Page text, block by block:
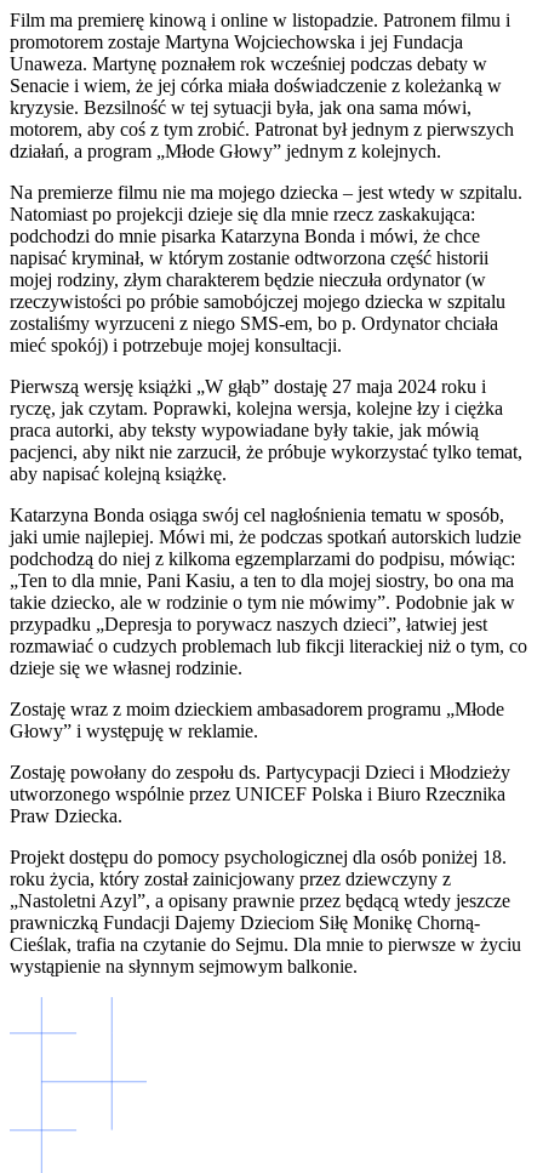
Film ma premierę kinową i online w listopadzie. Patronem filmu i
promotorem zostaje Martyna Wojciechowska i jej Fundacja
Unaweza. Martynę poznałem rok wcześniej podczas debaty w
Senacie i wiem, że jej córka miała doświadczenie z koleżanką w
kryzysie. Bezsilność w tej sytuacji była, jak ona sama mówi,
motorem, aby coś z tym zrobić. Patronat był jednym z pierwszych
działań, a program „Młode Głowy” jednym z kolejnych.
Na premierze filmu nie ma mojego dziecka – jest wtedy w szpitalu.
Natomiast po projekcji dzieje się dla mnie rzecz zaskakująca:
podchodzi do mnie pisarka Katarzyna Bonda i mówi, że chce
napisać kryminał, w którym zostanie odtworzona część historii
mojej rodziny, złym charakterem będzie nieczuła ordynator (w
rzeczywistości po próbie samobójczej mojego dziecka w szpitalu
zostaliśmy wyrzuceni z niego SMS-em, bo p. Ordynator chciała
mieć spokój) i potrzebuje mojej konsultacji.
Pierwszą wersję książki „W głąb” dostaję 27 maja 2024 roku i
ryczę, jak czytam. Poprawki, kolejna wersja, kolejne łzy i ciężka
praca autorki, aby teksty wypowiadane były takie, jak mówią
pacjenci, aby nikt nie zarzucił, że próbuje wykorzystać tylko temat,
aby napisać kolejną książkę.
Katarzyna Bonda osiąga swój cel nagłośnienia tematu w sposób,
jaki umie najlepiej. Mówi mi, że podczas spotkań autorskich ludzie
podchodzą do niej z kilkoma egzemplarzami do podpisu, mówiąc:
„Ten to dla mnie, Pani Kasiu, a ten to dla mojej siostry, bo ona ma
takie dziecko, ale w rodzinie o tym nie mówimy”. Podobnie jak w
przypadku „Depresja to porywacz naszych dzieci”, łatwiej jest
rozmawiać o cudzych problemach lub fikcji literackiej niż o tym, co
dzieje się we własnej rodzinie.
Zostaję wraz z moim dzieckiem ambasadorem programu „Młode
Głowy” i występuję w reklamie.
Zostaję powołany do zespołu ds. Partycypacji Dzieci i Młodzieży
utworzonego wspólnie przez UNICEF Polska i Biuro Rzecznika
Praw Dziecka.
Projekt dostępu do pomocy psychologicznej dla osób poniżej 18.
roku życia, który został zainicjowany przez dziewczyny z
„Nastoletni Azyl”, a opisany prawnie przez będącą wtedy jeszcze
prawniczką Fundacji Dajemy Dzieciom Siłę Monikę Chorną-
Cieślak, trafia na czytanie do Sejmu. Dla mnie to pierwsze w życiu
wystąpienie na słynnym sejmowym balkonie.